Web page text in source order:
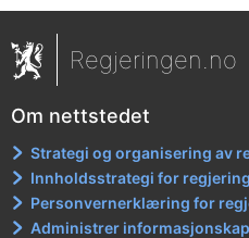
Regjeringen.no
Om nettstedet
Strategi og organisering av
Innholdsstrategi for
Personvernerklæring for
Administrer